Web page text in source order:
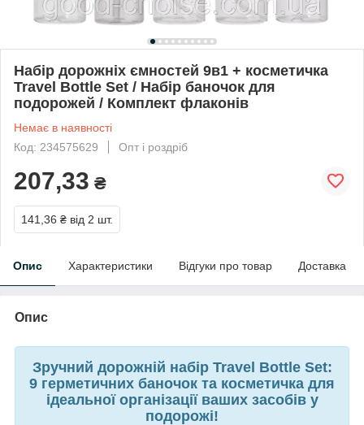
Набір дорожніх ємностей 9в1 + косметичка
Travel Bottle Set / Набір баночок для
подорожей / Комплект флаконів
Немає в наявності
Код: 234575629
Опт і роздріб
207,33 ₴
141,36 ₴ від 2 шт.
Опис Характеристики Відгуки про товар Доставка
Опис
Зручний дорожній набір Travel Bottle Set:
9 герметичних баночок та косметичка для
ідеальної організації ваших засобів у
подорожі!